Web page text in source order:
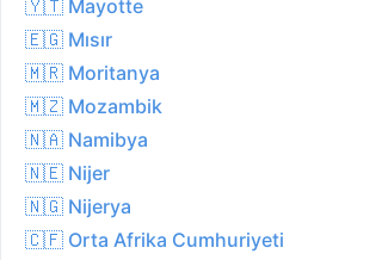
41.1°C
32.4°C
26.0°C
31%
25.6 kph
🇾🇹 Mayotte
🇪🇬 Mısır
🇲🇷 Moritanya
🇲🇿 Mozambik
🇳🇦 Namibya
🇳🇪 Nijer
🇳🇬 Nijerya
🇨🇫 Orta Afrika Cumhuriyeti